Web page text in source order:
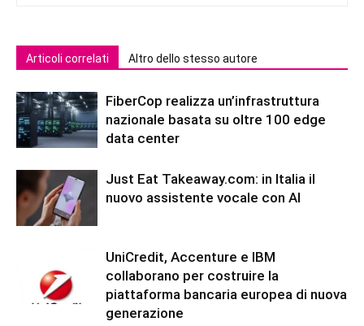
Articoli correlati Altro dello stesso autore
FiberCop realizza un’infrastruttura
nazionale basata su oltre 100 edge
data center
Just Eat Takeaway.com: in Italia il
nuovo assistente vocale con AI
UniCredit, Accenture e IBM
collaborano per costruire la
piattaforma bancaria europea di nuova
generazione